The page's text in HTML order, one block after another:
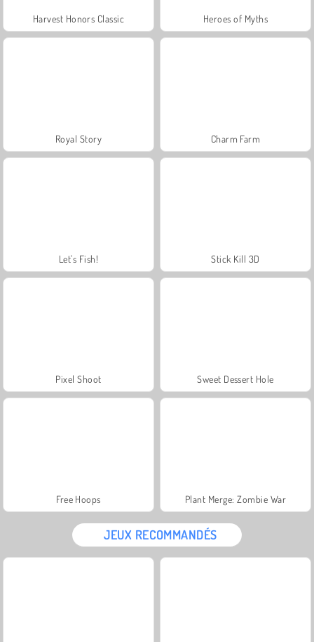
Harvest Honors Classic Heroes of Myths
Royal Story Charm Farm
Let's Fish! Stick Kill 3D
Pixel Shoot Sweet Dessert Hole
Free Hoops Plant Merge: Zombie War
JEUX RECOMMANDÉS